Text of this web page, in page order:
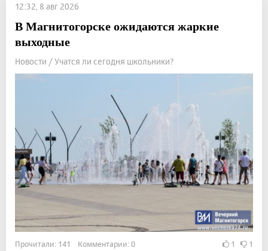
12:32, 8 авг 2026
В Магнитогорске ожидаются жаркие
выходные
Новости / Учатся ли сегодня школьники?
Прочитали: 141 Комментарии: 0 1 1